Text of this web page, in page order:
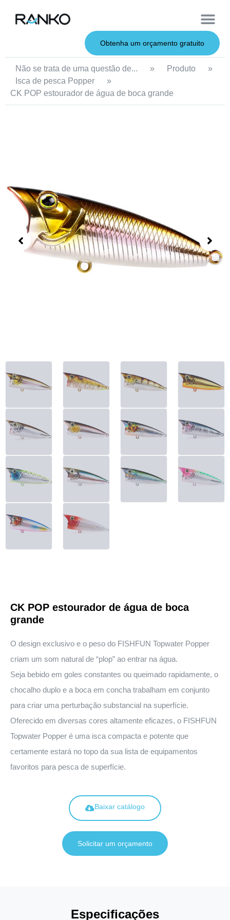
Obtenha um orçamento gratuito
Não se trata de uma questão de... » Produto
»
Isca de pesca Popper
»
CK POP estourador de água de boca grande
CK POP estourador de água de boca
grande
O design exclusivo e o peso do FISHFUN Topwater Popper
criam um som natural de “plop” ao entrar na água.
Seja bebido em goles constantes ou queimado rapidamente, o
chocalho duplo e a boca em concha trabalham em conjunto
para criar uma perturbação substancial na superfície.
Oferecido em diversas cores altamente eficazes, o FISHFUN
Topwater Popper é uma isca compacta e potente que
certamente estará no topo da sua lista de equipamentos
favoritos para pesca de superfície.
Baixar catálogo
Solicitar um orçamento
Especificações